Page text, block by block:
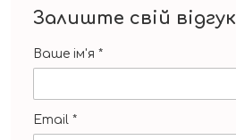
Залиште свій відгук
Ваше ім'я *
Email *